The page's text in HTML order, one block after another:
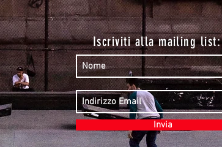
Iscriviti alla mailing list:
Invia